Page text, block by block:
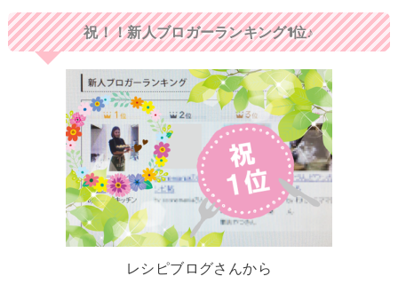
祝！！新人ブロガーランキング1位♪
レシピブログさんから